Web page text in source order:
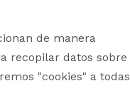
de manera
recopilar datos sobre
"cookies" a todas